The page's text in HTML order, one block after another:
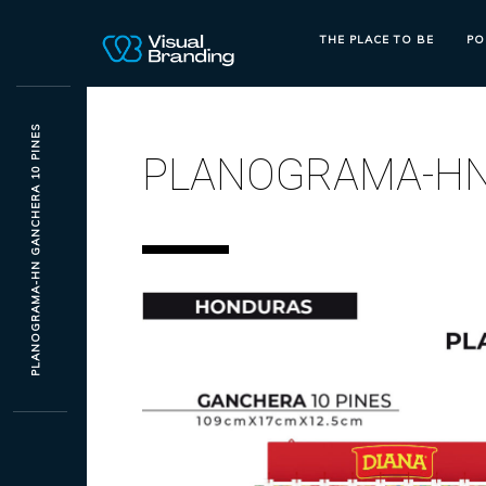
THE PLACE TO BE
PLANOGRAMA-
PLANOGRAMA-HN GANCHERA 10 PINES